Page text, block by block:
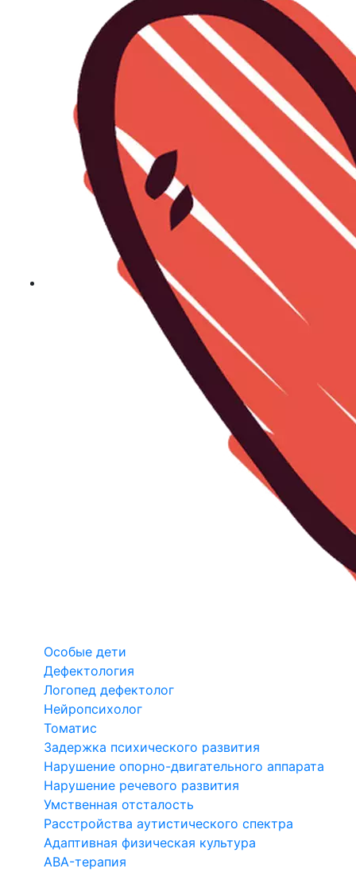
Особые дети
Дефектология
Логопед дефектолог
Нейропсихолог
Томатис
Задержка психического развития
Нарушение опорно-двигательного аппарата
Нарушение речевого развития
Умственная отсталость
Расстройства аутистического спектра
Адаптивная физическая культура
ABA-терапия